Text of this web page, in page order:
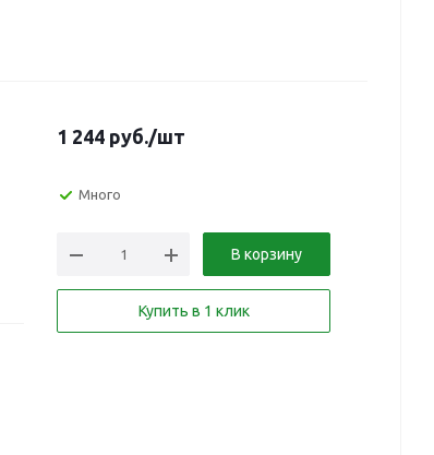
1 244 руб./шт
Много
В корзину
Купить в 1 клик